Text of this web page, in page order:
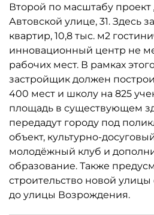
Второй по масштабу проект
Автовской улице, 31. Здесь
квартир, 10,8 тыс. м2
инновационный центр не
рабочих мест. В рамках
застройщик должен
400 мест и школу на 825
площадь в существующем
передадут городу под
объект, культурно-
молодёжный клуб и
образование. Также
строительство новой
до улицы Возрождения.